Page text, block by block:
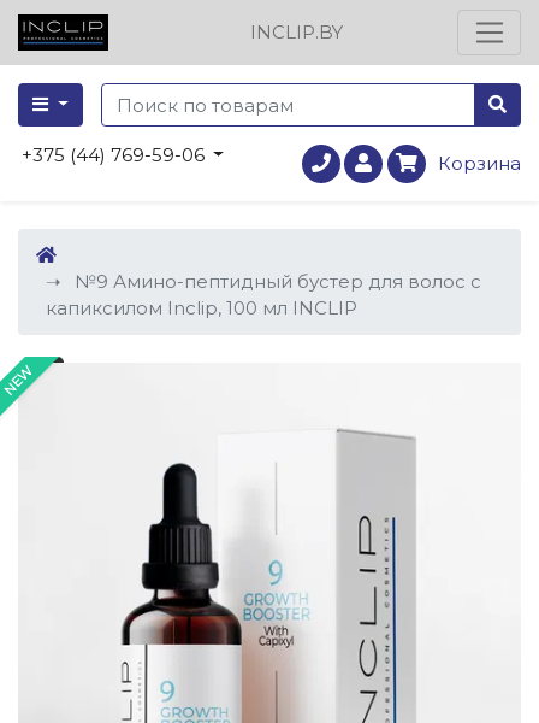
INCLIP.BY
+375 (44) 769-59-06 Корзина
№9 Амино-пептидный бустер для волос с
капиксилом Inclip, 100 мл INCLIP
NEW